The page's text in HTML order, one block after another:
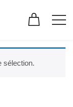
sélection.